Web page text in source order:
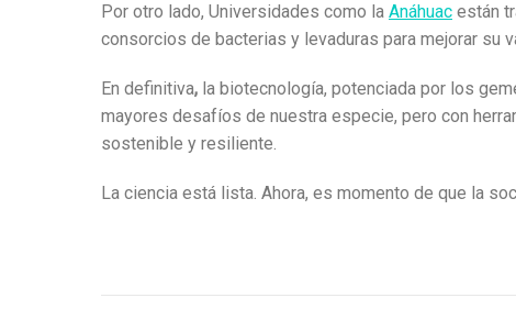
Por otro lado, Universidades como la Anáhuac están
consorcios de bacterias y levaduras para mejorar su
En definitiva, la biotecnología, potenciada por los
mayores desafíos de nuestra especie, pero con
sostenible y resiliente.
La ciencia está lista. Ahora, es momento de que la